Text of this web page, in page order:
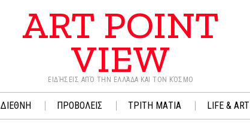
ART POINT
VIEW
ΕΙΔΉΣΕΙΣ ΑΠΌ ΤΗΝ ΕΛΛΆΔΑ ΚΑΙ ΤΟΝ ΚΌΣΜΟ
ΔΙΕΘΝΗ ΠΡΟΒΟΛΕΙΣ ΤΡΙΤΗ ΜΑΤΙΑ LIFE & ART